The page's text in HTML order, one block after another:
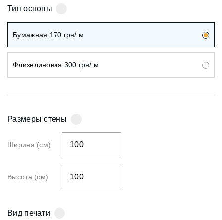
Тип основы
Бумажная 170 грн/ м
Флизелиновая 300 грн/ м
Размеры стены
Ширина (см)
Высота (см)
Вид печати